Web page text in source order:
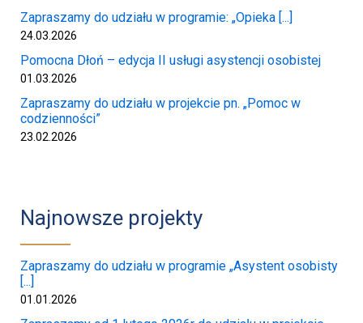
Zapraszamy do udziału w programie: „Opieka [...]
24.03.2026
Pomocna Dłoń – edycja II usługi asystencji osobistej
01.03.2026
Zapraszamy do udziału w projekcie pn. „Pomoc w
codzienności”
23.02.2026
Najnowsze projekty
Zapraszamy do udziału w programie „Asystent osobisty
[...]
01.01.2026